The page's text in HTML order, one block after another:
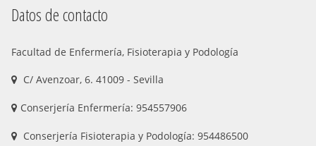
Datos de contacto
Facultad de Enfermería, Fisioterapia y Podología
C/ Avenzoar, 6. 41009 - Sevilla
Conserjería Enfermería: 954557906
Conserjería Fisioterapia y Podología: 954486500